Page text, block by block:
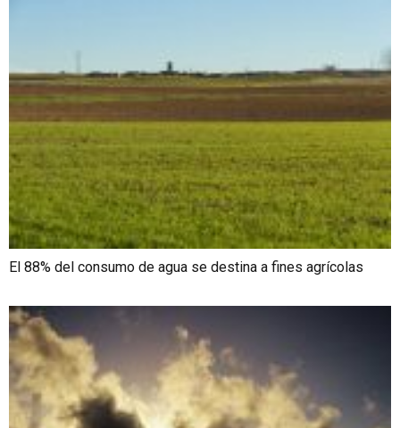
El 88% del consumo de agua se destina a fines agrícolas